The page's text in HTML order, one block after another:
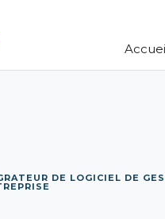
DE LOGICIEL DE